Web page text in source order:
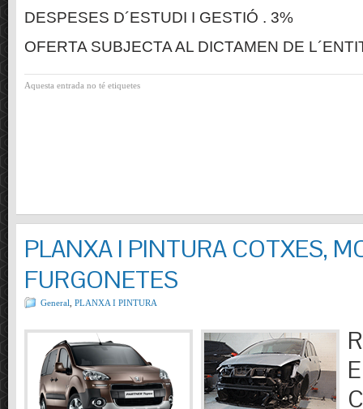
DESPESES D´ESTUDI I GESTIÓ . 3%
OFERTA SUBJECTA AL DICTAMEN DE
Aquesta entrada no té etiquetes
PLANXA I PINTURA COTXES,
FURGONETES
General PLANXA I PINTURA